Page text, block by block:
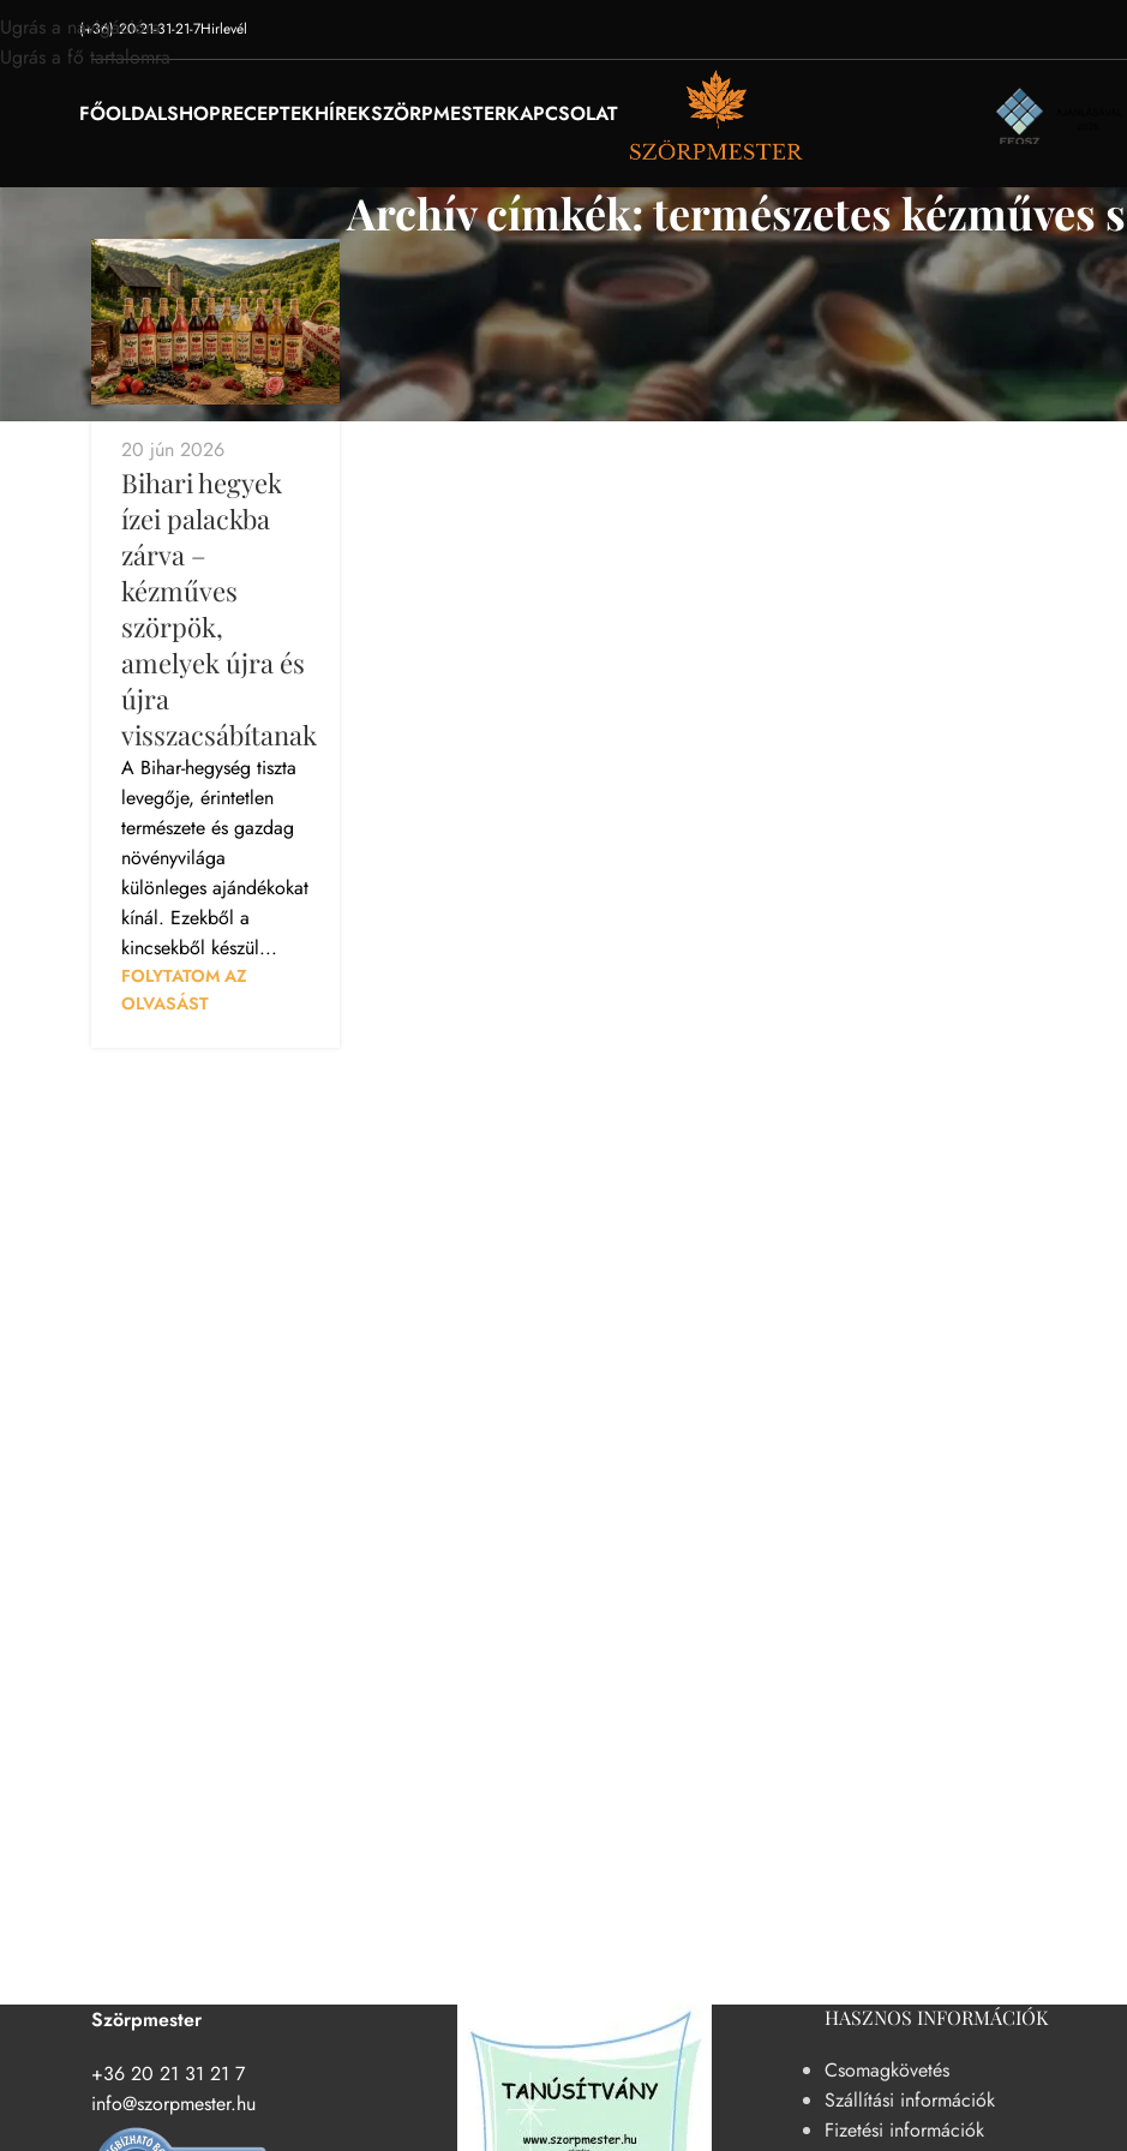
Ugrás a navigációra
Ugrás a fő tartalomra
(+36) 20-21-31-21-7Hirlevél
FŐOLDALSHOPRECEPTEKHÍREKSZÖRPMESTERKAPCSOLAT
Archív címkék: természetes kézműves
20 jún 2026
Bihari hegyek
ízei palackba
zárva –
kézműves
szörpök,
amelyek újra és
újra
visszacsábítanak
A Bihar-hegység tiszta
levegője, érintetlen
természete és gazdag
növényvilága
különleges ajándékokat
kínál. Ezekből a
kincsekből készül...
FOLYTATOM AZ
OLVASÁST
Szörpmester
+36 20 21 31 21 7
info@szorpmester.hu
HASZNOS INFORMÁCIÓK
Csomagkövetés
Szállítási információk
Fizetési információk